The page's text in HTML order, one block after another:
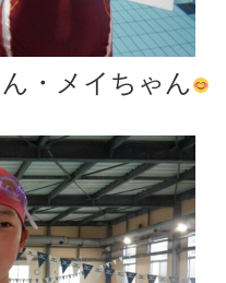
・メイちゃん